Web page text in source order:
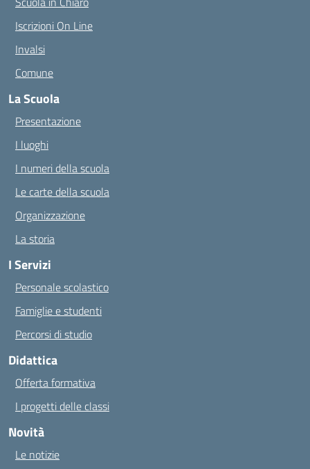
Iscrizioni On Line
Invalsi
Comune
La Scuola
Presentazione
I luoghi
I numeri della scuola
Le carte della scuola
Organizzazione
La storia
I Servizi
Personale scolastico
Famiglie e studenti
Percorsi di studio
Didattica
Offerta formativa
I progetti delle classi
Novità
Le notizie